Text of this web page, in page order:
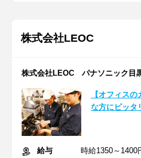
株式会社LEOC
株式会社LEOC パナソニック目
【オフィス
な方にピッタ
給与
時給1350～1400